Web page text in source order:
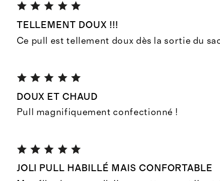
TELLEMENT DOUX !!!
Ce pull est tellement doux dès la sortie du
DOUX ET CHAUD
Pull magnifiquement confectionné !
JOLI PULL HABILLÉ MAIS CONFORTABLE